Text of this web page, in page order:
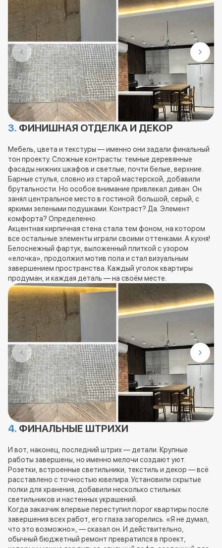
3. ФИНИШНАЯ ОТДЕЛКА И ДЕКОР
Мебель, цвета и текстуры — именно они задали финальный
тон проекту. Сложные контрасты: темные деревянные
фасады нижних шкафов и светлые, почти белые, верхние.
Барные стулья, словно из старой мастерской, добавили
брутальности. Но особое внимание привлекал диван. Он
занял центральное место в гостиной: большой, серый, с
яркими зелеными подушками. Контраст? Да. Элемент
комфорта? Определенно.
Акцентная кирпичная стена стала тем фоном, на котором
все остальные элементы играли своими оттенками. А кухня!
Белоснежный фартук, выложенный плиткой с узором
«елочка», продолжил мотив пола и стал визуальным
завершением пространства. Каждый уголок квартиры
продуман, и каждая деталь — на своём месте.
4. ФИНАЛЬНЫЕ ШТРИХИ
И вот, наконец, последний штрих — детали. Крупные
работы завершены, но именно мелочи создают уют.
Розетки, встроенные светильники, текстиль и декор — всё
расставлено с точностью ювелира. Установили скрытые
полки для хранения, добавили несколько стильных
светильников и настенных украшений.
Когда заказчик впервые переступил порог квартиры после
завершения всех работ, его глаза загорелись. «Я не думал,
что это возможно», — сказал он. И действительно,
обычный бюджетный ремонт превратился в проект,